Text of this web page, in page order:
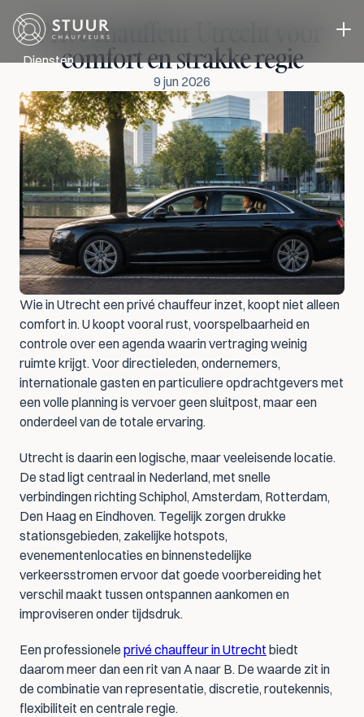
Diensten
Evenementen vervoer
Zakelijk Vervoer
Chauffeur in eigen auto
Cases
Over ons
Blog
Contact
Offerte aanvragen
Select Language
Privé chauffeur Utrecht voor
comfort en strakke regie
9 jun 2026
Wie in Utrecht een privé chauffeur inzet, koopt niet alleen
comfort in. U koopt vooral rust, voorspelbaarheid en
controle over een agenda waarin vertraging weinig
ruimte krijgt. Voor directieleden, ondernemers,
internationale gasten en particuliere opdrachtgevers met
een volle planning is vervoer geen sluitpost, maar een
onderdeel van de totale ervaring.
Utrecht is daarin een logische, maar veeleisende locatie.
De stad ligt centraal in Nederland, met snelle
verbindingen richting Schiphol, Amsterdam, Rotterdam,
Den Haag en Eindhoven. Tegelijk zorgen drukke
stationsgebieden, zakelijke hotspots,
evenementenlocaties en binnenstedelijke
verkeersstromen ervoor dat goede voorbereiding het
verschil maakt tussen ontspannen aankomen en
improviseren onder tijdsdruk.
Een professionele privé chauffeur in Utrecht biedt
daarom meer dan een rit van A naar B. De waarde zit in
de combinatie van representatie, discretie, routekennis,
flexibiliteit en centrale regie.